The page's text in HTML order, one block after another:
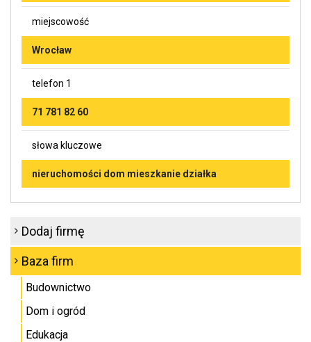
miejscowość
Wrocław
telefon 1
71 781 82 60
słowa kluczowe
nieruchomości dom mieszkanie działka
Dodaj firmę
Baza firm
Budownictwo
Dom i ogród
Edukacja